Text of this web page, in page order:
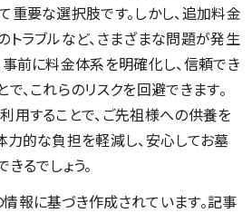
重要な選択肢です。しかし、追加料金
ラブルなど、さまざまな問題が発生
前に料金体系を明確化し、信頼でき
、これらのリスクを回避できます。
用することで、ご先祖様への供養を
力的な負担を軽減し、安心してお墓
るでしょう。
報に基づき作成されています。記事